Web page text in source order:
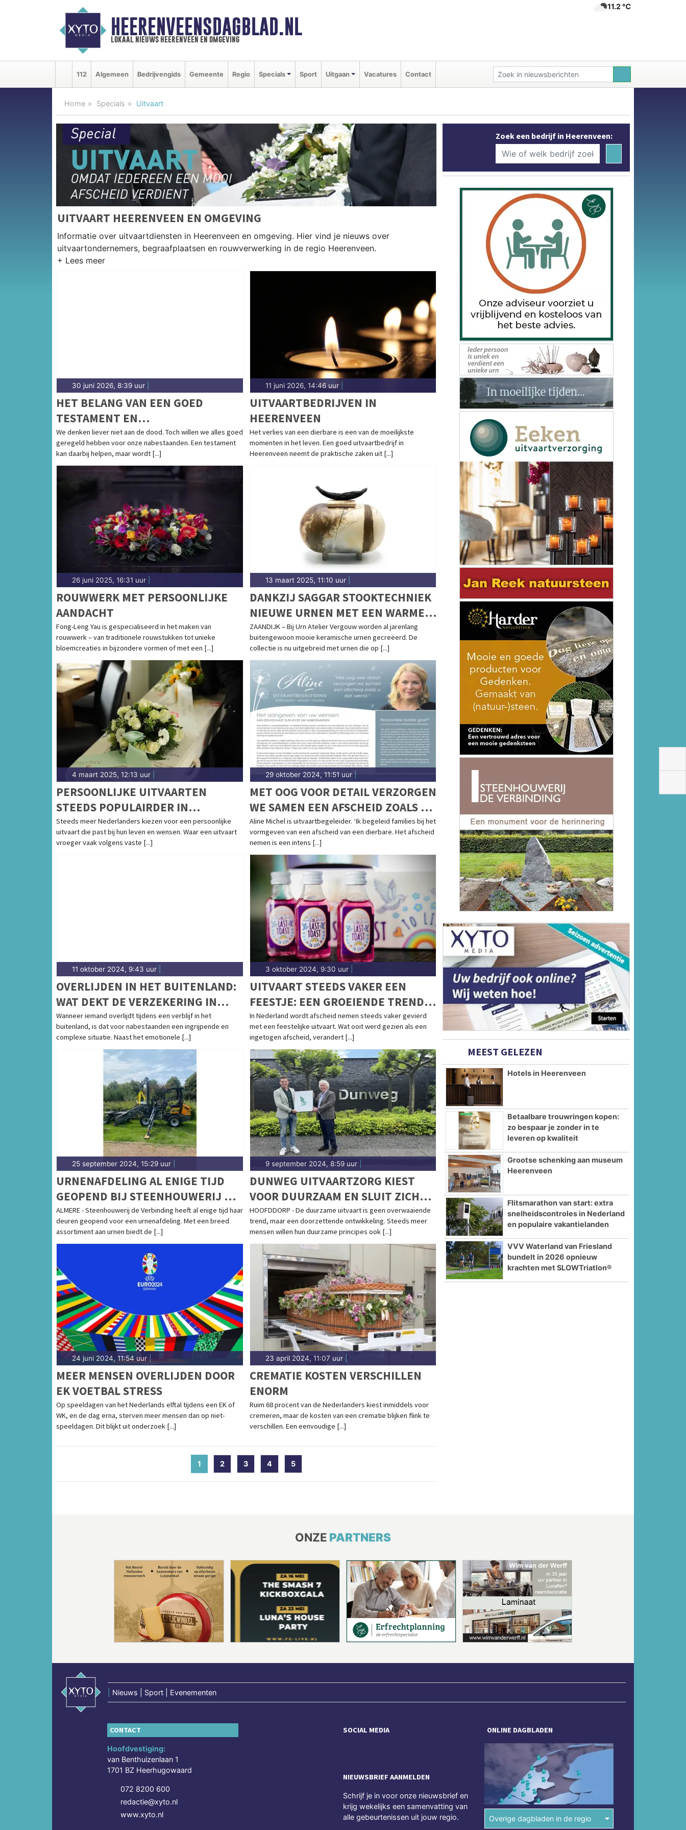
HEERENVEENSDAGBLAD.NL
lokaal nieuws heerenveen en omgeving
11.2 ℃
112 Algemeen Bedrijvengids Gemeente Regio Specials Sport Uitgaan Vacatures Contact
Home Specials Uitvaart
UITVAART HEERENVEEN EN OMGEVING
Informatie over uitvaartdiensten in Heerenveen en omgeving. Hier vind je nieuws over
uitvaartondernemers, begraafplaatsen en rouwverwerking in de regio Heerenveen.
30 juni 2026, 8:39 uur
HET BELANG VAN EEN GOED
TESTAMENT EN
LEVENSTESTAMENT
We denken liever niet aan de dood. Toch willen we alles goed
geregeld hebben voor onze nabestaanden. Een testament
kan daarbij helpen, maar wordt [...]
11 juni 2026, 14:46 uur|
UITVAARTBEDRIJVEN IN
HEERENVEEN
Het verlies van een dierbare is een van de moeilijkste
momenten in het leven. Een goed uitvaartbedrijf in
Heerenveen neemt de praktische zaken uit [...]
26 juni 2025, 16:31 uur
ROUWWERK MET PERSOONLIJKE
AANDACHT
Fong-Leng Yau is gespecialiseerd in het maken van
rouwwerk – van traditionele rouwstukken tot unieke
bloemcreaties in bijzondere vormen of met een [...]
13 maart 2025, 11:10 uur|
DANKZIJ SAGGAR STOOKTECHNIEK
NIEUWE URNEN MET EEN WARME
EN NATUURLIJKE UITSTRALING
ZAANDIJK – Bij Urn Atelier Vergouw worden al jarenlang
buitengewoon mooie keramische urnen gecreëerd. De
collectie is nu uitgebreid met urnen die op [...]
4 maart 2025, 12:13 uur
PERSOONLIJKE UITVAARTEN
STEEDS POPULAIRDER IN
NEDERLAND
Steeds meer Nederlanders kiezen voor een persoonlijke
uitvaart die past bij hun leven en wensen. Waar een uitvaart
vroeger vaak volgens vaste [...]
29 oktober 2024, 11:51 uur|
MET OOG VOOR DETAIL VERZORGEN
WE SAMEN EEN AFSCHEID ZOALS U
DAT WENST
Aline Michel is uitvaartbegeleider. ‘Ik begeleid families bij het
vormgeven van een afscheid van een dierbare. Het afscheid
nemen is een intens [...]
11 oktober 2024, 9:43 uur
OVERLIJDEN IN HET BUITENLAND:
WAT DEKT DE VERZEKERING IN
2025?
Wanneer iemand overlijdt tijdens een verblijf in het
buitenland, is dat voor nabestaanden een ingrijpende en
complexe situatie. Naast het emotionele [...]
3 oktober 2024, 9:30 uur|
UITVAART STEEDS VAKER EEN
FEESTJE: EEN GROEIENDE TREND
IN NEDERLAND
In Nederland wordt afscheid nemen steeds vaker gevierd
met een feestelijke uitvaart. Wat ooit werd gezien als een
ingetogen afscheid, verandert [...]
25 september 2024, 15:29 uur
URNENAFDELING AL ENIGE TIJD
GEOPEND BIJ STEENHOUWERIJ DE
VERBINDING
ALMERE - Steenhouwerij de Verbinding heeft al enige tijd haar
deuren geopend voor een urnenafdeling. Met een breed
assortiment aan urnen biedt de [...]
9 september 2024, 8:59 uur|
DUNWEG UITVAARTZORG KIEST
VOOR DUURZAAM EN SLUIT ZICH
AAN BIJ GREENLEAVE
HOOFDDORP - De duurzame uitvaart is geen overwaaiende
trend, maar een doorzettende ontwikkeling. Steeds meer
mensen willen hun duurzame principes ook [...]
24 juni 2024, 11:54 uur
MEER MENSEN OVERLIJDEN DOOR
EK VOETBAL STRESS
Op speeldagen van het Nederlands elftal tijdens een EK of
WK, en de dag erna, sterven meer mensen dan op niet-
speeldagen. Dit blijkt uit onderzoek [...]
23 april 2024, 11:07 uur|
CREMATIE KOSTEN VERSCHILLEN
ENORM
Ruim 68 procent van de Nederlanders kiest inmiddels voor
cremeren, maar de kosten van een crematie blijken flink te
verschillen. Een eenvoudige [...]
1 (current)
2 3 4 5
Zoek een bedrijf in Heerenveen:
MEEST GELEZEN
Hotels in Heerenveen
Betaalbare trouwringen kopen:
zo bespaar je zonder in te
leveren op kwaliteit
Grootse schenking aan museum
Heerenveen
Flitsmarathon van start: extra
snelheidscontroles in Nederland
en populaire vakantielanden
VVV Waterland van Friesland
bundelt in 2026 opnieuw
krachten met SLOWTriatlon®
ONZE PARTNERS
Nieuws | Sport | Evenementen
CONTACT
Hoofdvestiging:
van Benthuizenlaan 1
1701 BZ Heerhugowaard
072 8200 600
redactie@xyto.nl
www.xyto.nl
SOCIAL MEDIA
NIEUWSBRIEF AANMELDEN
Schrijf je in voor onze nieuwsbrief en
krijg wekelijks een samenvatting van
alle gebeurtenissen uit jouw regio.
ONLINE DAGBLADEN
Overige dagbladen in de regio